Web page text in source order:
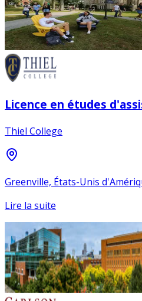
Licence en études
Thiel College
Greenville, États-Unis
Lire la suite